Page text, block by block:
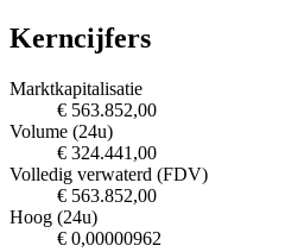
Kerncijfers
Marktkapitalisatie
€ 563.852,00
Volume (24u)
€ 324.441,00
Volledig verwaterd (FDV)
€ 563.852,00
Hoog (24u)
€ 0,00000962